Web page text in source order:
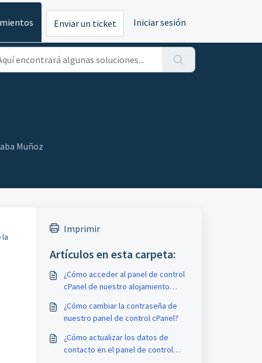
Enviar un ticket Iniciar sesión
Muñoz
la
Imprimir
Artículos en esta carpeta:
¿Cómo acceder al panel de control
cPanel de nuestro alojamiento
¿Cómo cambiar la contraseña de
nuestro panel de control cPanel?
¿Cómo actualizar los datos de
contacto en el panel de control